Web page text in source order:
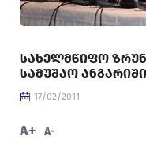
ᲡᲐᲮᲔᲚᲛᲬᲘᲤᲝ
ᲡᲐᲛᲣᲨᲐᲝ
17/02/2011
A+ A-